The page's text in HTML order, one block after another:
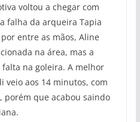
voltou a chegar com
falha da arqueira Tapia
entre as mãos, Aline
na área, mas a
na goleira. A melhor
veio aos 14 minutos, com
porém que acabou saindo